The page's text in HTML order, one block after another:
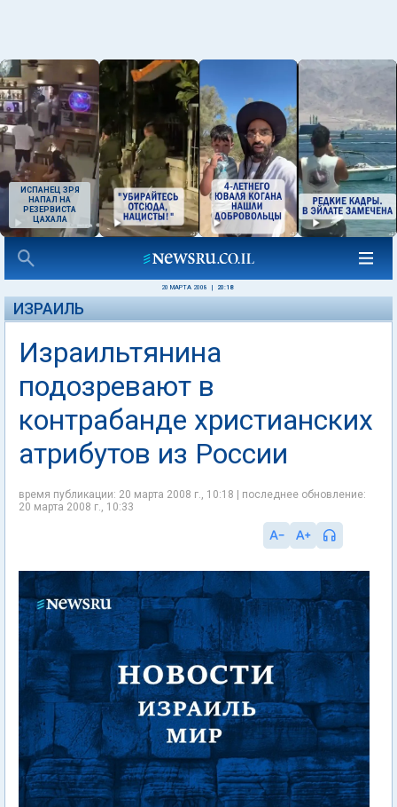
ИСПАНЕЦ ЗРЯ
НАПАЛ НА
РЕЗЕРВИСТА
ЦАХАЛА
20 МАРТА 2008 20:18
ИЗРАИЛЬ
Израильтянина
подозревают в
контрабанде христианских
атрибутов из России
время публикации: 20 марта 2008 г., 10:18 | последнее обновление:
20 марта 2008 г., 10:33